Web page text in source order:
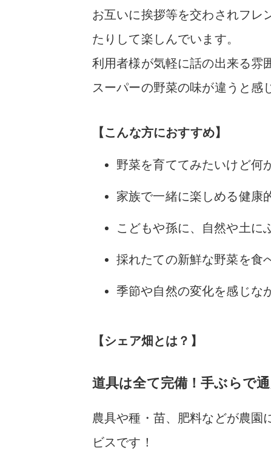
お互いに挨拶等を交わされフレ
たりして楽しんでいます。
利用者様が気軽に話の出来る雰
スーパーの野菜の味が違うと感
【こんな方におすすめ】
野菜を育ててみたいけど何
家族で一緒に楽しめる健康
こどもや孫に、自然や土に
採れたての新鮮な野菜を食
季節や自然の変化を感じな
【シェア畑とは？】
道具は全て完備！手ぶらで通
農具や種・苗、肥料などが農園
ビスです！